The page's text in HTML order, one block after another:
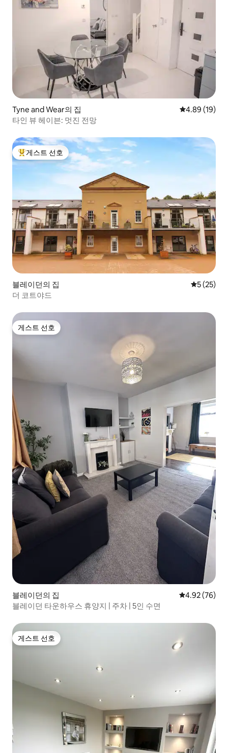
Tyne and Wear의 집 평점 4.89점(5
4.89 (19)
타인 뷰 헤이븐: 멋진 전망
상위 게스트 선호
게스트 선호
블레이던의 집 평점 5점
5 (25)
더 코트야드
게스트 선호
게스트 선호
블레이던의 집 평점 4.92점(5
4.92 (76)
블레이던 타운하우스 휴양지 | 주차 | 5인 수면
게스트 선호
게스트 선호